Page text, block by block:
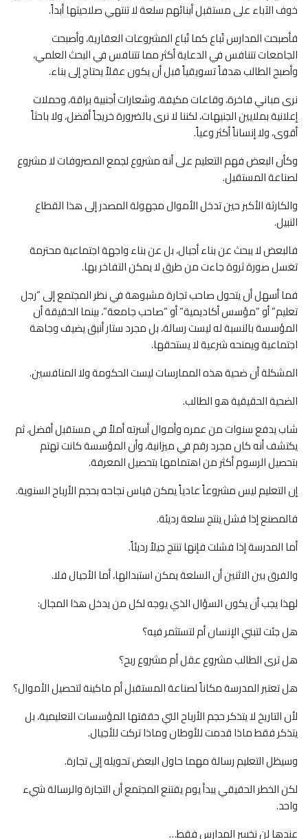
خوف الآباء على مستقبل أبنائهم سلعة لا تنتهي صلاحيتها أبداً.
فأصبحت المدارس تُباع كما تُباع المشروعات العقارية، وأصبحت
الجامعات تتنافس في الدعاية أكثر مما تتنافس في البحث العلمي،
وأصبح الطالب هدفاً تسويقياً قبل أن يكون عقلاً يحتاج إلى بناء.
نرى مباني فاخرة، وقاعات مكيفة، وشعارات أجنبية براقة، وحملات
إعلانية بملايين الجنيهات، لكننا لا نرى بالضرورة خريجاً أفضل، ولا باحثاً
أقوى، ولا إنساناً أكثر وعياً.
وكأن البعض فهم التعليم على أنه مشروع لجمع المصروفات لا مشروع
لصناعة المستقبل.
والكارثة الأكبر حين تدخل الأموال مجهولة المصدر إلى هذا القطاع
النبيل.
فالبعض لا يبحث عن بناء أجيال، بل عن بناء واجهة اجتماعية محترمة
تغسل صورة ثروة جاءت من طرق لا يمكن التفاخر بها.
فما أسهل أن يتحول صاحب تجارة مشبوهة في نظر المجتمع إلى “رجل
تعليم” أو “مؤسس أكاديمية” أو “صاحب جامعة”، بينما الحقيقة أن
المؤسسة بالنسبة له ليست رسالة، بل مجرد ستار أنيق يضيف وجاهة
اجتماعية ويمنحه شرعية لا يستحقها.
المشكلة أن ضحية هذه الممارسات ليست الحكومة ولا المنافسين.
الضحية الحقيقية هو الطالب.
شاب يدفع سنوات من عمره وأموال أسرته أملاً في مستقبل أفضل، ثم
يكتشف أنه كان مجرد رقم في ميزانية، وأن المؤسسة كانت تهتم
بتحصيل الرسوم أكثر من اهتمامها بتحصيل المعرفة.
إن التعليم ليس مشروعاً عادياً يمكن قياس نجاحه بحجم الأرباح السنوية.
فالمصنع إذا فشل ينتج سلعة رديئة.
أما المدرسة إذا فشلت فإنها تنتج جيلاً رديئاً.
والفرق بين الاثنين أن السلعة يمكن استبدالها، أما الأجيال فلا.
لهذا يجب أن يكون السؤال الذي يوجه لكل من يدخل هذا المجال:
هل جئت لتبني الإنسان أم لتستثمر فيه؟
هل ترى الطالب مشروع عقل أم مشروع ربح؟
هل تعتبر المدرسة مكاناً لصناعة المستقبل أم ماكينة لتحصيل الأموال؟
لأن التاريخ لا يتذكر حجم الأرباح التي حققتها المؤسسات التعليمية، بل
يتذكر فقط ماذا قدمت للأوطان وماذا تركت للأجيال.
وسيظل التعليم رسالة مهما حاول البعض تحويله إلى تجارة.
لكن الخطر الحقيقي يبدأ يوم يقتنع المجتمع أن التجارة والرسالة شيء
واحد.
عندها لن نخسر المدارس فقط…